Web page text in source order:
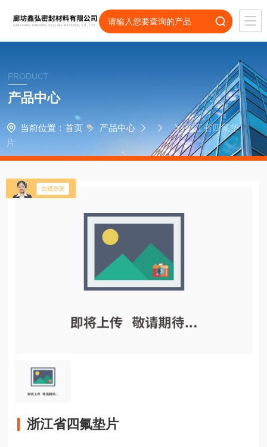
PRODUCT
产品中心
当前位置： 首页 产品中心
浙江省四氟垫
片
浙江省四氟垫片